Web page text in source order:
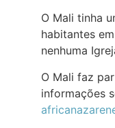
O Mali tinha
habitantes
nenhuma
O Mali faz
informações